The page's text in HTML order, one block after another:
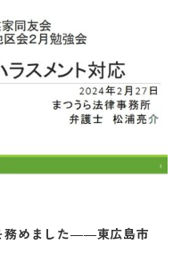
務めました――東広島市